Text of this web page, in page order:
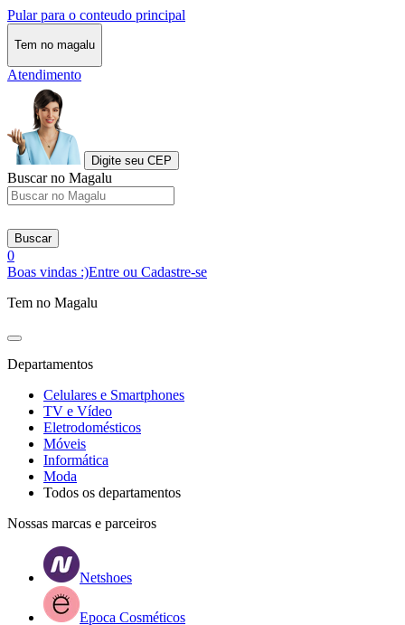
Pular para o conteudo principal
Tem no magalu
Atendimento
Digite seu CEP
Buscar no Magalu
Buscar
0
Boas vindas :)Entre ou Cadastre-se
Tem no Magalu
Departamentos
Celulares e Smartphones
TV e Vídeo
Eletrodomésticos
Móveis
Informática
Moda
Todos os departamentos
Nossas marcas e parceiros
Netshoes
Epoca Cosméticos